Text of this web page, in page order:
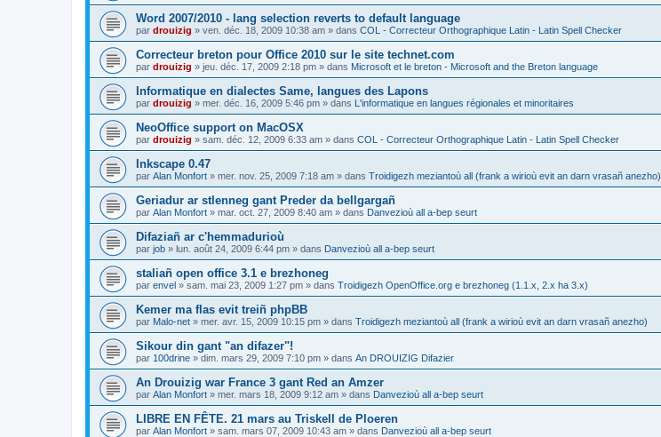
Word 2007/2010 - lang selection reverts to default language
par drouizig » ven. déc. 18, 2009 10:38 am » dans COL - Correcteur Orthographique Latin - Latin Spell Checker
Correcteur breton pour Office 2010 sur le site technet.com
par drouizig » jeu. déc. 17, 2009 2:18 pm » dans Microsoft et le breton - Microsoft and the Breton language
Informatique en dialectes Same, langues des Lapons
par drouizig » mer. déc. 16, 2009 5:46 pm » dans L'informatique en langues régionales et minoritaires
NeoOffice support on MacOSX
par drouizig » sam. déc. 12, 2009 6:33 am » dans COL - Correcteur Orthographique Latin - Latin Spell Checker
Inkscape 0.47
par Alan Monfort » mer. nov. 25, 2009 7:18 am » dans Troidigezh meziantoù all (frank a wirioù evit an darn vrasañ anezho)
Geriadur ar stlenneg gant Preder da bellgargañ
par Alan Monfort » mar. oct. 27, 2009 8:40 am » dans Danvezioù all a-bep seurt
Difaziañ ar c'hemmadurioù
par job » lun. août 24, 2009 6:44 pm » dans Danvezioù all a-bep seurt
staliañ open office 3.1 e brezhoneg
par envel » sam. mai 23, 2009 1:27 pm » dans Troidigezh OpenOffice.org e brezhoneg (1.1.x, 2.x ha 3.x)
Kemer ma flas evit treiñ phpBB
par Malo-net » mer. avr. 15, 2009 10:15 pm » dans Troidigezh meziantoù all (frank a wirioù evit an darn vrasañ anezho)
Sikour din gant "an difazer"!
par 100drine » dim. mars 29, 2009 7:10 pm » dans An DROUIZIG Difazier
An Drouizig war France 3 gant Red an Amzer
par Alan Monfort » mer. mars 18, 2009 9:12 am » dans Danvezioù all a-bep seurt
LIBRE EN FÊTE. 21 mars au Triskell de Ploeren
par Alan Monfort » sam. mars 07, 2009 10:43 am » dans Danvezioù all a-bep seurt